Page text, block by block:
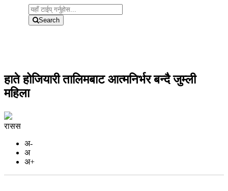
Search
हाते होजियारी तालिमबाट आत्मनिर्भर बन्दै जुम्ली
महिला
रासस
अ-
अ
अ+